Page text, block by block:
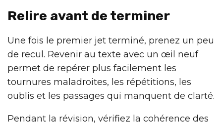
Relire avant de terminer
Une fois le premier jet terminé, prenez un peu
de recul. Revenir au texte avec un œil neuf
permet de repérer plus facilement les
tournures maladroites, les répétitions, les
oublis et les passages qui manquent de clarté.
Pendant la révision, vérifiez la cohérence des